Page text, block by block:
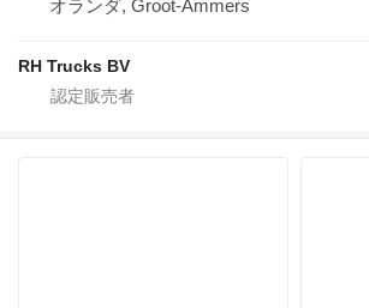
オランダ, Groot-Ammers
RH Trucks BV